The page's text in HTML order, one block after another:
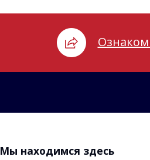
Мы находимся здесь